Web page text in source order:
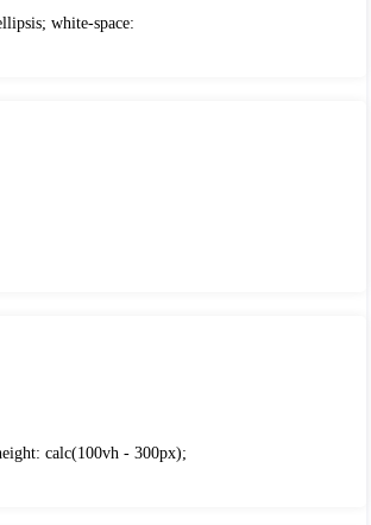
white-space:
calc(100vh - 300px);